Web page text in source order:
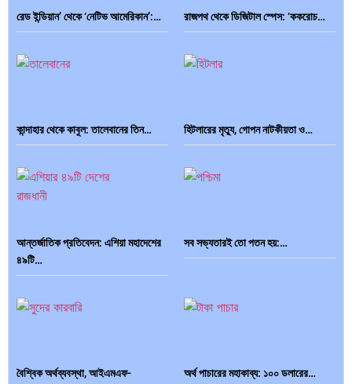
রেড ইন্ডিয়ান’ থেকে ‘নেটিভ আমেরিকান’:… রাজপথ থেকে ডিজিটাল স্পেস: ‘ককরোচ…
কান্দাহার থেকে কাবুল: তালেবানের তিন… হিটলারের মৃত্যু, গোপন নাটকীয়তা ও…
আন্তর্জাতিক প্রতিবেদন: এশিয়া মহাদেশের
৪৯টি…
সব সভ্যতারই তো পতন হয়:…
বৈশ্বিক অর্থব্যবস্থা, আইএমএফ-
অর্থ পাচারের মহাকাব্য: ১০০ ডলারের…